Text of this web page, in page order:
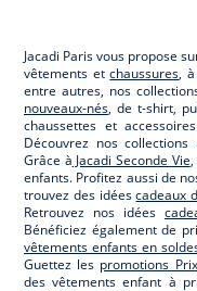
Jacadi Paris vous propose
vêtements etchaussures,
entre autres, nos
nouveaux-nés, de t-shirt,
chaussettes et
Découvrez nos
Grâce à Jacadi Seconde Vie
enfants. Profitez aussi de
trouvez des idéescadeaux
Retrouvez nos idées
Bénéficiez également de
vêtements enfants en
Guettez les promotions
des vêtements enfant à